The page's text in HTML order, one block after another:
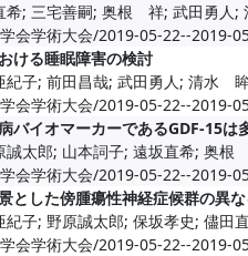
; 三宅善嗣; 奥根 祥; 武田勇人
会学術大会/2019-05-22--2019-
ける睡眠障害の検討
子; 前田昌哉; 武田勇人; 清水
会学術大会/2019-05-22--2019-
バイオマーカーであるGDF-15は
誠太郎; 山本詞子; 遠坂直希; 奥
会学術大会/2019-05-22--2019-
とした傍腫瘍性神経症候群の異
紀子; 野原誠太郎; 保坂孝史; 儘
会学術大会/2019-05-22--2019-